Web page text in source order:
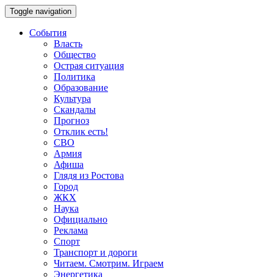
Toggle navigation
События
Власть
Общество
Острая ситуация
Политика
Образование
Культура
Скандалы
Прогноз
Отклик есть!
СВО
Армия
Афиша
Глядя из Ростова
Город
ЖКХ
Наука
Официально
Реклама
Спорт
Транспорт и дороги
Читаем. Смотрим. Играем
Энергетика